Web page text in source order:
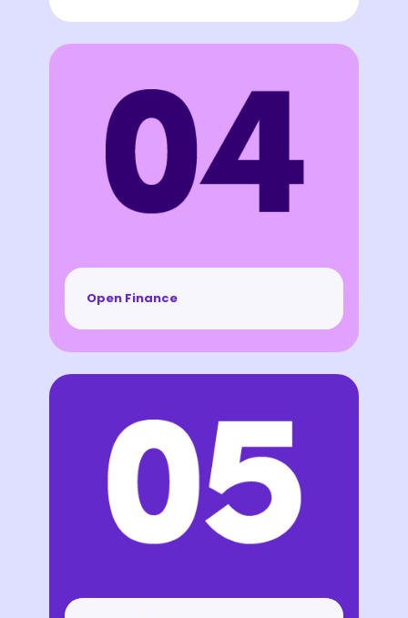
Open Finance